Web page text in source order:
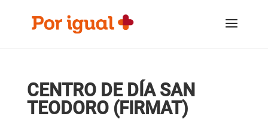
contenido
navegación
CENTRO DE DÍA SAN
TEODORO (FIRMAT)